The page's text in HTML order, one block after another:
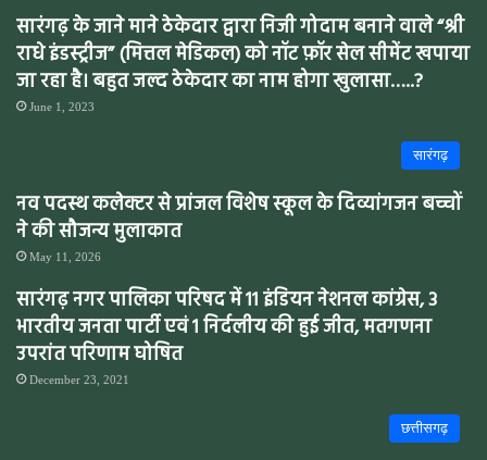
सारंगढ़ के जाने माने ठेकेदार द्वारा निजी गोदाम बनाने वाले “श्री
राधे इंडस्ट्रीज” (मित्तल मेडिकल) को नॉट फ़ॉर सेल सीमेंट खपाया
जा रहा है। बहुत जल्द ठेकेदार का नाम होगा खुलासा…..?
June 1, 2023
सारंगढ़
नव पदस्थ कलेक्टर से प्रांजल विशेष स्कूल के दिव्यांगजन बच्चों
ने की सौजन्य मुलाकात
May 11, 2026
सारंगढ़ नगर पालिका परिषद में 11 इंडियन नेशनल कांग्रेस, 3
भारतीय जनता पार्टी एवं 1 निर्दलीय की हुई जीत, मतगणना
उपरांत परिणाम घोषित
December 23, 2021
छत्तीसगढ़